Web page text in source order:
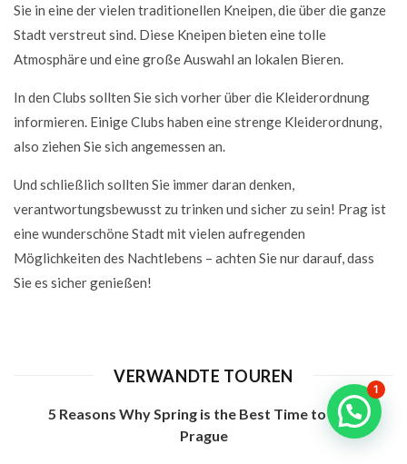
Sie in eine der vielen traditionellen Kneipen, die über die ganze
Stadt verstreut sind. Diese Kneipen bieten eine tolle
Atmosphäre und eine große Auswahl an lokalen Bieren.
In den Clubs sollten Sie sich vorher über die Kleiderordnung
informieren. Einige Clubs haben eine strenge Kleiderordnung,
also ziehen Sie sich angemessen an.
Und schließlich sollten Sie immer daran denken,
verantwortungsbewusst zu trinken und sicher zu sein! Prag ist
eine wunderschöne Stadt mit vielen aufregenden
Möglichkeiten des Nachtlebens – achten Sie nur darauf, dass
Sie es sicher genießen!
VERWANDTE TOUREN
5 Reasons Why Spring is the Best Time to Visit
Prague
1